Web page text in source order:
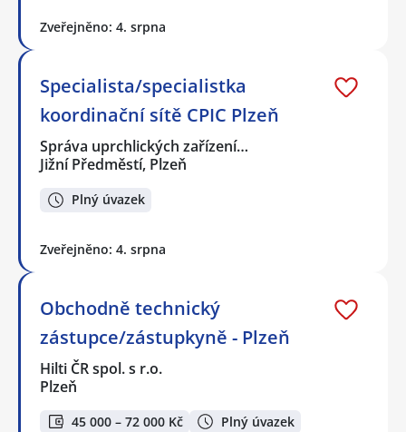
Zveřejněno: 4. srpna
Specialista/specialistka
koordinační sítě CPIC Plzeň
Správa uprchlických zařízení…
Jižní Předměstí, Plzeň
Plný úvazek
Zveřejněno: 4. srpna
Obchodně technický
zástupce/zástupkyně - Plzeň
Hilti ČR spol. s r.o.
Plzeň
45 000 – 72 000 Kč
Plný úvazek